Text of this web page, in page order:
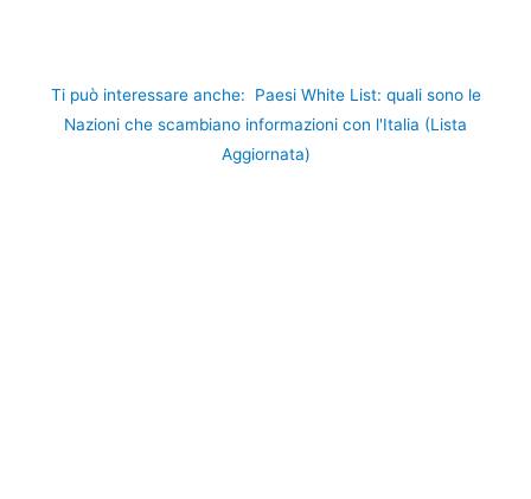
Ti può interessare anche:
Paesi White List: quali sono le
Nazioni che scambiano informazioni con l'Italia (Lista
Aggiornata)